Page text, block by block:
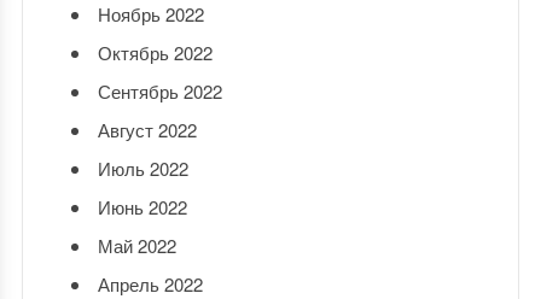
Ноябрь 2022
Октябрь 2022
Сентябрь 2022
Август 2022
Июль 2022
Июнь 2022
Май 2022
Апрель 2022